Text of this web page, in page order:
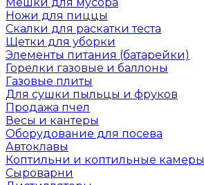
Ножи для пиццы
Скалки для раскатки теста
Щетки для уборки
Элементы питания (батарейки)
Горелки газовые и баллоны
Газовые плиты
Для сушки пыльцы и фруков
Продажа пчел
Весы и кантеры
Оборудование для посева
Автоклавы
Коптильни и коптильные камеры
Сыроварни